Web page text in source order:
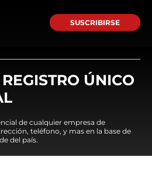
SUSCRIBIRSE
ÚNICO
de cualquier empresa de
teléfono, y mas en la base de
del país.